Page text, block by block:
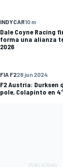
INDYCAR10 m
Dale Coyne Racing
forma una alianza
2026
FIA F228 jun 2024
F2 Austria: Durksen
pole, Colapinto en 4°